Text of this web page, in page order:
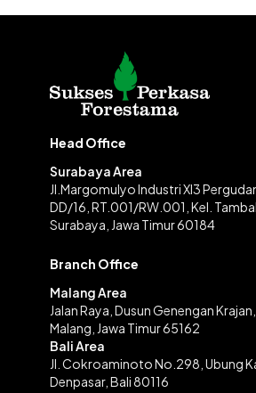
Head Office
Surabaya Area
Jl.Margomulyo Industri XI3
DD/16, RT.001/RW.001, Kel.
Surabaya, Jawa Timur 60184
Branch Office
Malang Area
Jalan Raya, Dusun Genengan
Malang, Jawa Timur 65162
Bali Area
Jl. Cokroaminoto No.298, Ubung
Denpasar, Bali 80116